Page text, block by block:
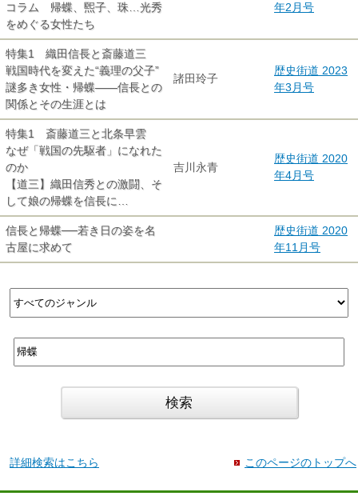
コラム 帰蝶、煕子、珠…光秀
をめぐる女性たち
年2月号
特集1 織田信長と斎藤道三
戦国時代を変えた“義理の父子”
謎多き女性・帰蝶――信長との
関係とその生涯とは
諸田玲子
歴史街道 2023
年3月号
特集1 斎藤道三と北条早雲
なぜ「戦国の先駆者」になれた
のか
【道三】織田信秀との激闘、そ
して娘の帰蝶を信長に…
吉川永青
歴史街道 2020
年4月号
信長と帰蝶──若き日の姿を名
古屋に求めて
歴史街道 2020
年11月号
詳細検索はこちら このページのトップへ